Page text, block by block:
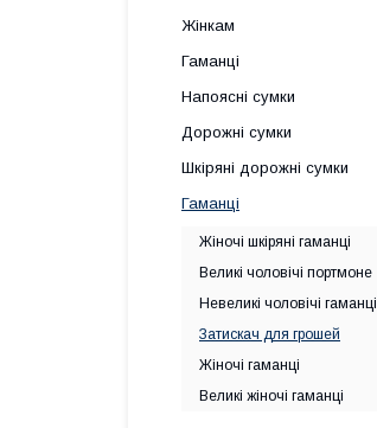
Жінкам
Гаманці
Напоясні сумки
Дорожні сумки
Шкіряні дорожні сумки
Гаманці
Жіночі шкіряні гаманці
Великі чоловічі портмоне
Невеликі чоловічі гаманці
Затискач для грошей
Жіночі гаманці
Великі жіночі гаманці